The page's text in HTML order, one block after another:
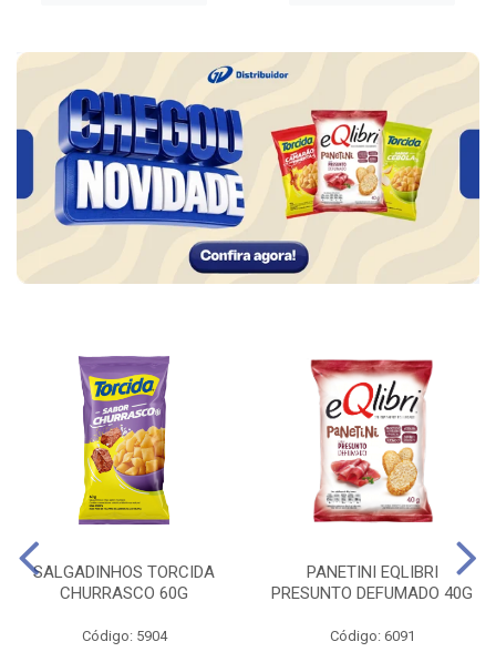
SALGADINHOS TORCIDA
CHURRASCO 60G
Código: 5904
PANETINI EQLIBRI
PRESUNTO DEFUMADO 40G
Código: 6091